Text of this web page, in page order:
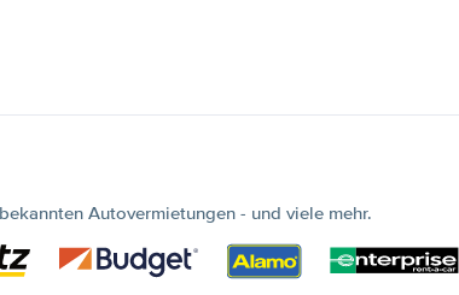
Autovermietungen - und viele mehr.